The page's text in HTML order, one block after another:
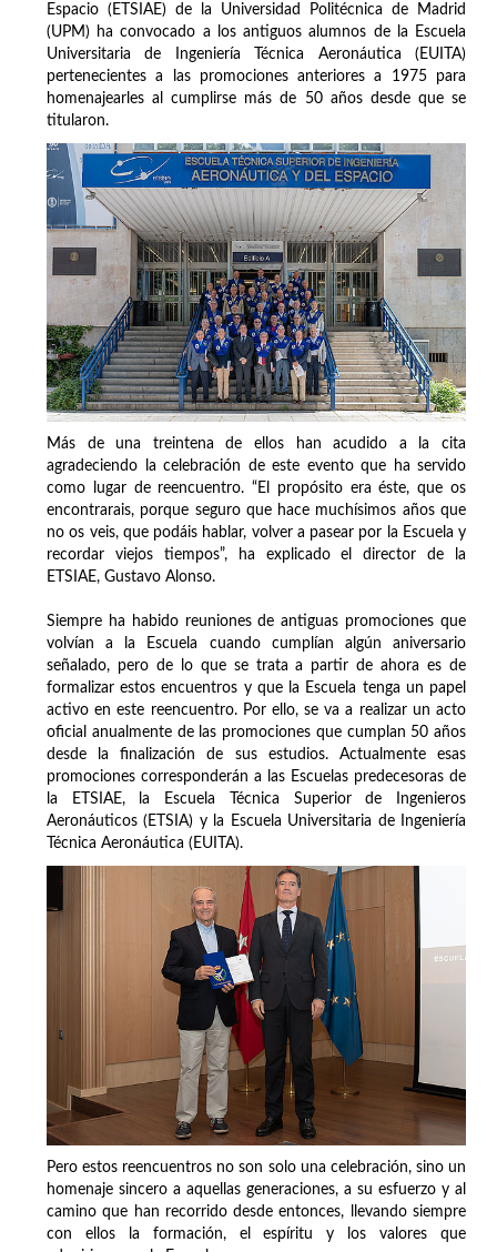
Espacio (ETSIAE) de la Universidad Politécnica de Madrid
(UPM) ha convocado a los antiguos alumnos de la Escuela
Universitaria de Ingeniería Técnica Aeronáutica (EUITA)
pertenecientes a las promociones anteriores a 1975 para
homenajearles al cumplirse más de 50 años desde que se
titularon.
Más de una treintena de ellos han acudido a la cita
agradeciendo la celebración de este evento que ha servido
como lugar de reencuentro. “El propósito era éste, que os
encontrarais, porque seguro que hace muchísimos años que
no os veis, que podáis hablar, volver a pasear por la Escuela y
recordar viejos tiempos”, ha explicado el director de la
ETSIAE, Gustavo Alonso.
Siempre ha habido reuniones de antiguas promociones que
volvían a la Escuela cuando cumplían algún aniversario
señalado, pero de lo que se trata a partir de ahora es de
formalizar estos encuentros y que la Escuela tenga un papel
activo en este reencuentro. Por ello, se va a realizar un acto
oficial anualmente de las promociones que cumplan 50 años
desde la finalización de sus estudios. Actualmente esas
promociones corresponderán a las Escuelas predecesoras de
la ETSIAE, la Escuela Técnica Superior de Ingenieros
Aeronáuticos (ETSIA) y la Escuela Universitaria de Ingeniería
Técnica Aeronáutica (EUITA).
Pero estos reencuentros no son solo una celebración, sino un
homenaje sincero a aquellas generaciones, a su esfuerzo y al
camino que han recorrido desde entonces, llevando siempre
con ellos la formación, el espíritu y los valores que